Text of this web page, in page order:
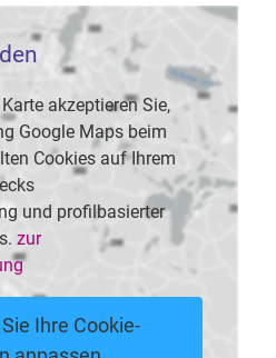
akzeptieren Sie,
Google Maps beim
Cookies auf Ihrem
und profilbasierter
zur
Ihre Cookie-